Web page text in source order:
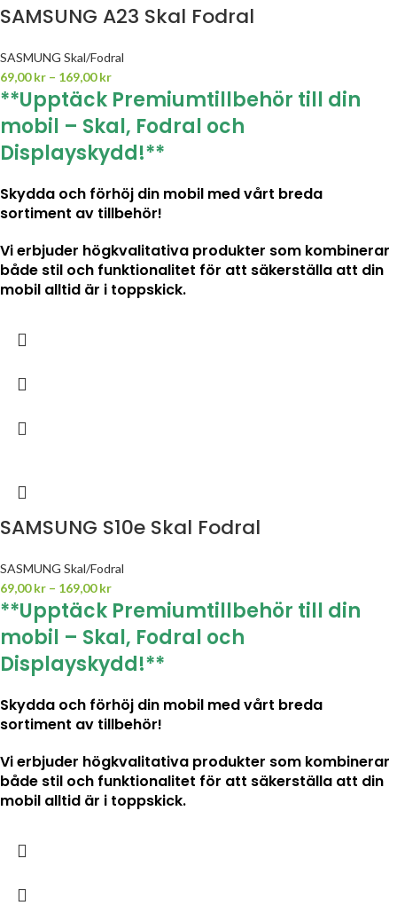
SAMSUNG A23 Skal Fodral
SASMUNG Skal/Fodral
69,00kr – 169,00kr
**Upptäck Premiumtillbehör till din
mobil – Skal, Fodral och
Displayskydd!**
Skydda och förhöj din mobil med vårt breda
sortiment av tillbehör!
Vi erbjuder högkvalitativa produkter som kombinerar
både stil och funktionalitet för att säkerställa att din
mobil alltid är i toppskick.
SAMSUNG S10e Skal Fodral
SASMUNG Skal/Fodral
69,00kr – 169,00kr
**Upptäck Premiumtillbehör till din
mobil – Skal, Fodral och
Displayskydd!**
Skydda och förhöj din mobil med vårt breda
sortiment av tillbehör!
Vi erbjuder högkvalitativa produkter som kombinerar
både stil och funktionalitet för att säkerställa att din
mobil alltid är i toppskick.